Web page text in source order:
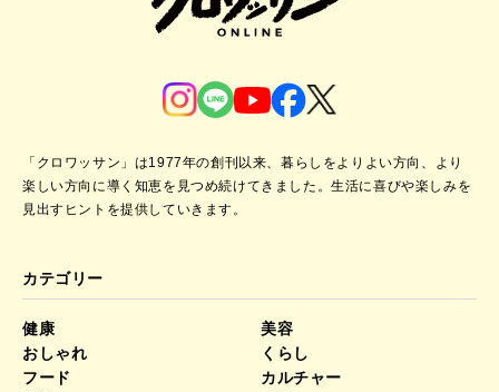
「クロワッサン」は1977年の創刊以来、暮らしをよりよい方向、より
楽しい方向に導く知恵を見つめ続けてきました。生活に喜びや楽しみを
見出すヒントを提供していきます。
カテゴリー
健康
美容
おしゃれ
くらし
フード
カルチャー